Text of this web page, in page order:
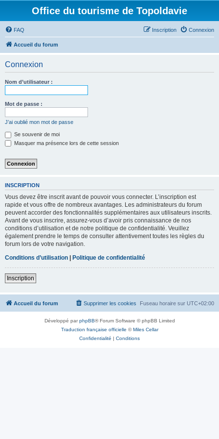
Office du tourisme de Topoldavie
FAQ Connexion
Inscription
Accueil du forum
Connexion
Nom d’utilisateur :
Mot de passe :
J’ai oublié mon mot de passe
Se souvenir de moi
Masquer ma présence lors de cette session
INSCRIPTION
Vous devez être inscrit avant de pouvoir vous connecter. L’inscription est
rapide et vous offre de nombreux avantages. Les administrateurs du forum
peuvent accorder des fonctionnalités supplémentaires aux utilisateurs inscrits.
Avant de vous inscrire, assurez-vous d’avoir pris connaissance de nos
conditions d’utilisation et de notre politique de confidentialité. Veuillez
également prendre le temps de consulter attentivement toutes les règles du
forum lors de votre navigation.
Conditions d’utilisation | Politique de confidentialité
Inscription
Accueil du forum Fuseau horaire sur UTC+02:00
Supprimer les cookies
Développé parphpBB® Forum Software © phpBB Limited
Traduction française officielle ©Miles Cellar
Confidentialité | Conditions